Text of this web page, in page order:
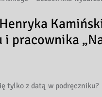
i pracownika
tylko z datą w podręczniku?